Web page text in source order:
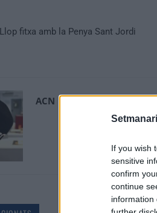
If you wish
sensitive
confirm
continue
information
fitxa amb la Penya Sant Jordi
ACN